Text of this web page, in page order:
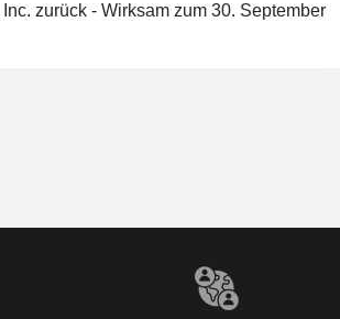
zurück - Wirksam zum 30. September